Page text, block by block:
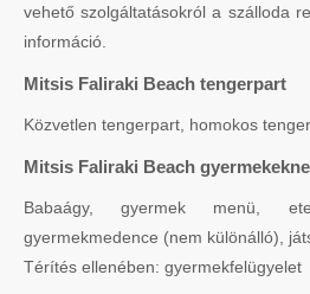
vehető szolgáltatásokról a szálloda
információ.
Mitsis Faliraki Beach tengerpart
Közvetlen tengerpart, homokos
Mitsis Faliraki Beach
Babaágy, gyermek menü,
gyermekmedence (nem különálló),
Térítés ellenében: gyermekfelügyelet